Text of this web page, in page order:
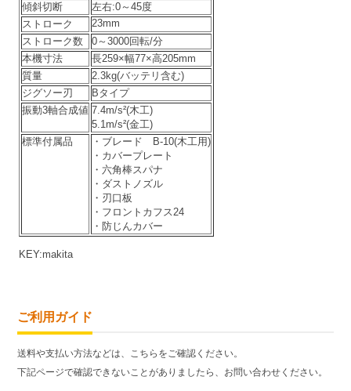
傾斜切断
左右:0～45度
ストローク
23mm
ストローク数
0～3000回転/分
本機寸法
長259×幅77×高205mm
質量
2.3kg(バッテリ含む)
ジグソー刃
Bタイプ
振動3軸合成値 7.4m/s²(木工)
5.1m/s²(金工)
標準付属品
・ブレード B-10(木工用)
・カバープレート
・六角棒スパナ
・ダストノズル
・刃口板
・フロントカフス24
・防じんカバー
KEY:makita
ご利用ガイド
送料や支払い方法などは、こちらをご確認ください。
下記ページで確認できないことがありましたら、お問い合わせください。